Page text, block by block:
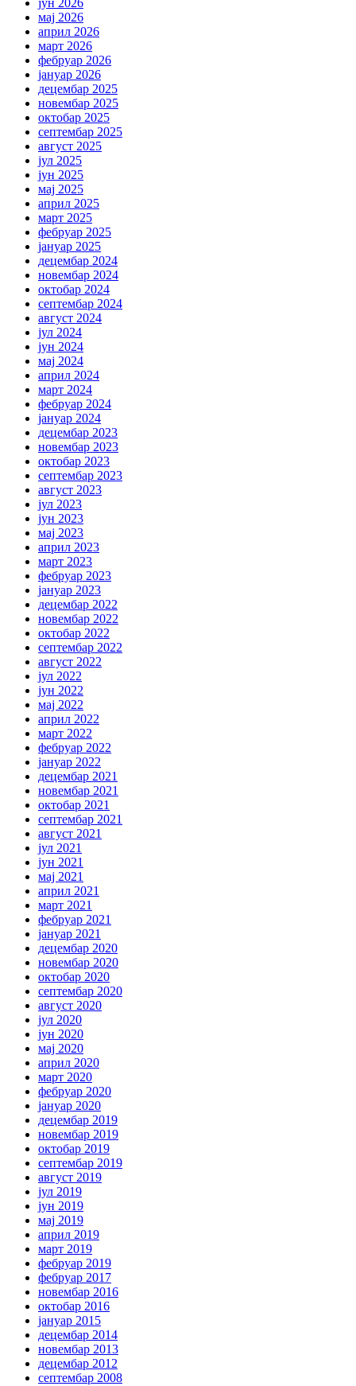
јун 2026
мај 2026
април 2026
март 2026
фебруар 2026
јануар 2026
децембар 2025
новембар 2025
октобар 2025
септембар 2025
август 2025
јул 2025
јун 2025
мај 2025
април 2025
март 2025
фебруар 2025
јануар 2025
децембар 2024
новембар 2024
октобар 2024
септембар 2024
август 2024
јул 2024
јун 2024
мај 2024
април 2024
март 2024
фебруар 2024
јануар 2024
децембар 2023
новембар 2023
октобар 2023
септембар 2023
август 2023
јул 2023
јун 2023
мај 2023
април 2023
март 2023
фебруар 2023
јануар 2023
децембар 2022
новембар 2022
октобар 2022
септембар 2022
август 2022
јул 2022
јун 2022
мај 2022
април 2022
март 2022
фебруар 2022
јануар 2022
децембар 2021
новембар 2021
октобар 2021
септембар 2021
август 2021
јул 2021
јун 2021
мај 2021
април 2021
март 2021
фебруар 2021
јануар 2021
децембар 2020
новембар 2020
октобар 2020
септембар 2020
август 2020
јул 2020
јун 2020
мај 2020
април 2020
март 2020
фебруар 2020
јануар 2020
децембар 2019
новембар 2019
октобар 2019
септембар 2019
август 2019
јул 2019
јун 2019
мај 2019
април 2019
март 2019
фебруар 2019
фебруар 2017
новембар 2016
октобар 2016
јануар 2015
децембар 2014
новембар 2013
децембар 2012
септембар 2008